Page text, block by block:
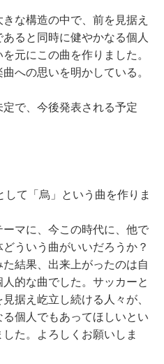
な構造の中で、前を見据え
ると同時に健やかなる個人
元にこの曲を作りました。
への思いを明かしている。
で、今後発表される予定
て「烏」という曲を作りま
マに、今この時代に、他で
ういう曲がいいだろうか？
結果、出来上がったのは自
的な曲でした。サッカーと
据え屹立し続ける人々が、
個人でもあってほしいとい
た。よろしくお願いしま